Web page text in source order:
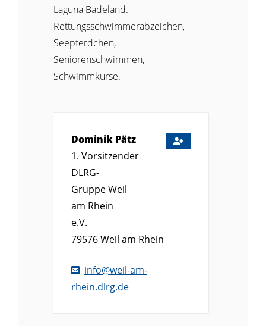
1. Vorsitzender
Dominik Pätz
DLRG-
Gruppe Weil
am Rhein
e.V.
79576Weil am Rhein
info@weil-am-
rhein.dlrg.de
Laguna Badeland.
Rettungsschwimmerabzeichen,
Seepferdchen,
Seniorenschwimmen,
Schwimmkurse.